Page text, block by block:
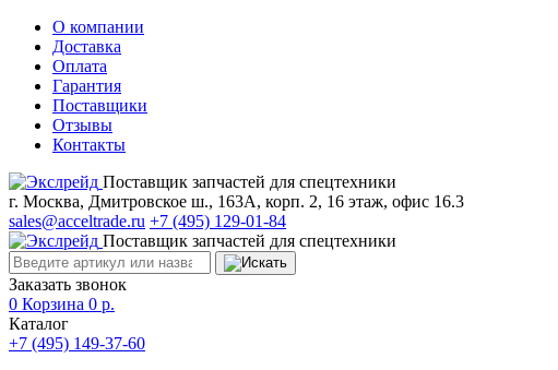
О компании
Доставка
Оплата
Гарантия
Поставщики
Отзывы
Контакты
Поставщик запчастей для спецтехники
г. Москва, Дмитровское ш., 163А, корп. 2, 16 этаж, офис 16.3
sales@acceltrade.ru +7 (495) 129-01-84
Поставщик запчастей для спецтехники
Заказать звонок
0 Корзина 0 р.
Каталог
+7 (495) 149-37-60